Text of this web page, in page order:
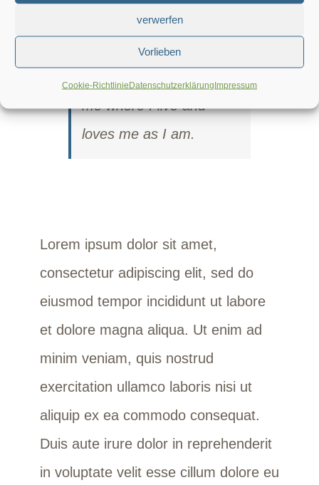
verwerfen
Vorlieben
Cookie-RichtlinieDatenschutzerklärungImpressum
health, whether I’m in a
state of grace or
me where I live and
loves me as I am.
Lorem ipsum dolor sit amet,
consectetur adipiscing elit, sed do
eiusmod tempor incididunt ut labore
et dolore magna aliqua. Ut enim ad
minim veniam, quis nostrud
exercitation ullamco laboris nisi ut
aliquip ex ea commodo consequat.
Duis aute irure dolor in reprehenderit
in voluptate velit esse cillum dolore eu